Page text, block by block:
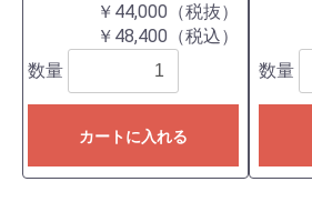
￥44,000（税抜）
￥48,400（税込）
数量
カートに入れる
数量